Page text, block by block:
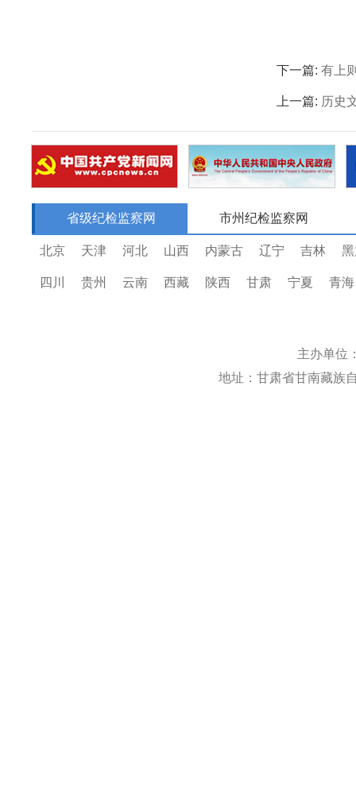
下一篇: 有上
上一篇: 历史
省级纪检监察网 市州纪检监察网
北京 天津 河北 山西 内蒙古 辽宁 吉林
四川 贵州 云南 西藏 陕西 甘肃 宁夏 青海
主办单位
地址：甘肃省甘南藏族